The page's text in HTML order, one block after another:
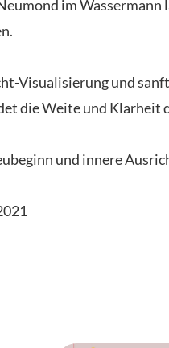
im
Visualisierung und
die Weite und Klarheit
und innere